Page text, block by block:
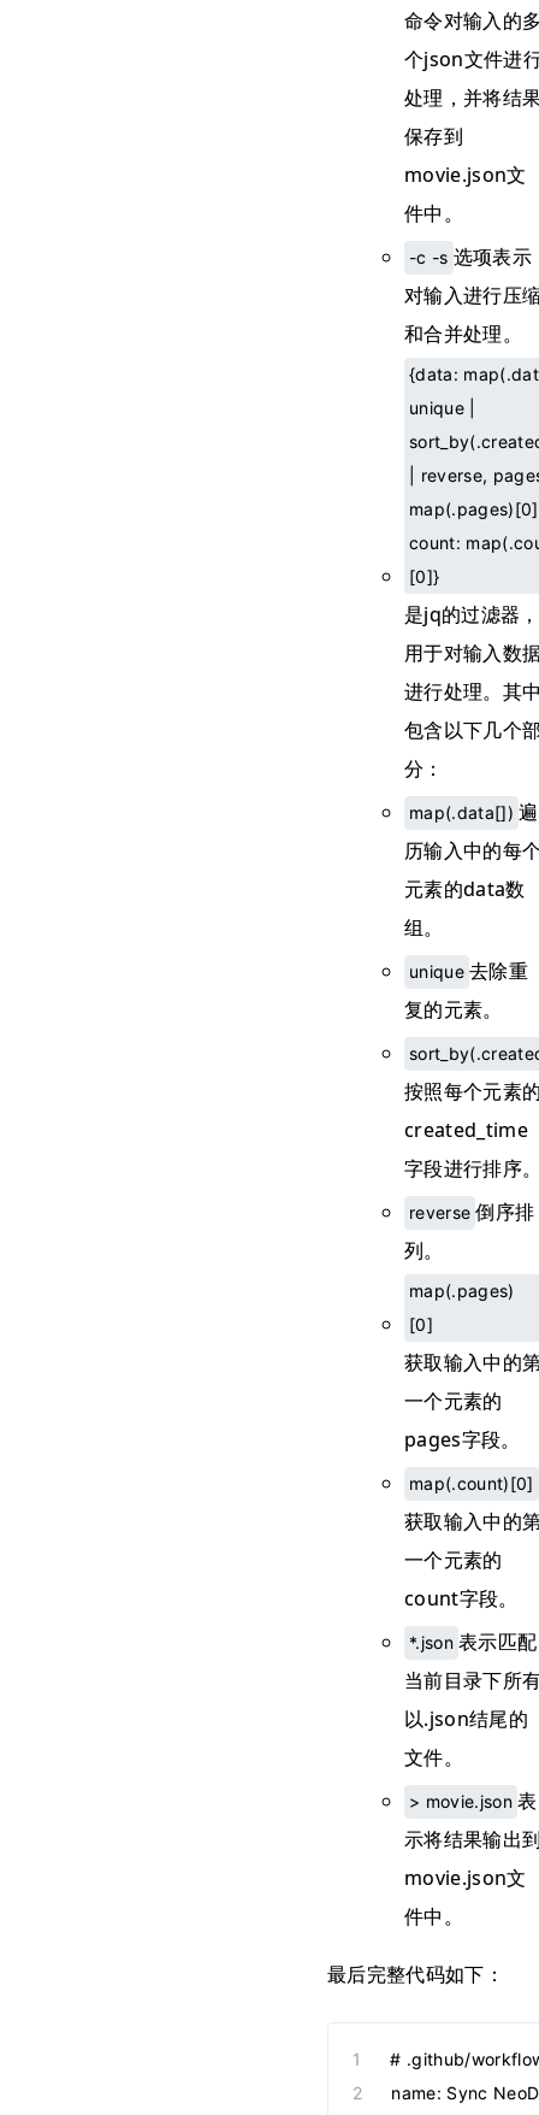
命令对输入的
个json文件进
处理，并将结
保存到
movie.json文
件中。
-c -s 选项表示
对输入进行压
和合并处理。
{data:
unique |
| reverse,
count:
[0]}
是jq的过滤器，
用于对输入数
进行处理。其
包含以下几个
分：
map(.data[]) 遍
历输入中的每
元素的data数
组。
unique 去除重
复的元素。
按照每个元素
created_time
字段进行排序
reverse 倒序排
列。
map(.pages)
[0]
获取输入中的
一个元素的
pages字段。
map(.count)[0]
获取输入中的
一个元素的
count字段。
*.json 表示匹配
当前目录下所
以.json结尾的
文件。
> movie.json 表
示将结果输出
movie.json文
件中。
最后完整代码如下：
# .github/
name: Sync